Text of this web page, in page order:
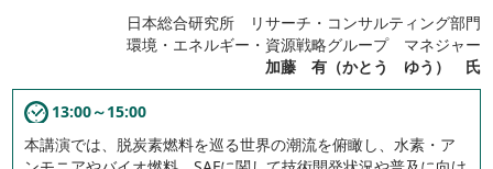
日本総合研究所 リサーチ・コンサルティング部門
環境・エネルギー・資源戦略グループ マネジャー
加藤 有（かとう ゆう） 氏
13:00～15:00
本講演では、脱炭素燃料を巡る世界の潮流を俯瞰し、水素・ア